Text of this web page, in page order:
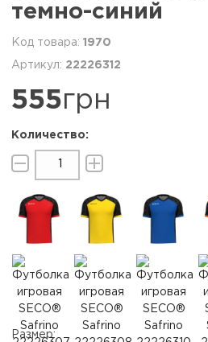
темно-синий
1970
22226312
555грн
Размер: